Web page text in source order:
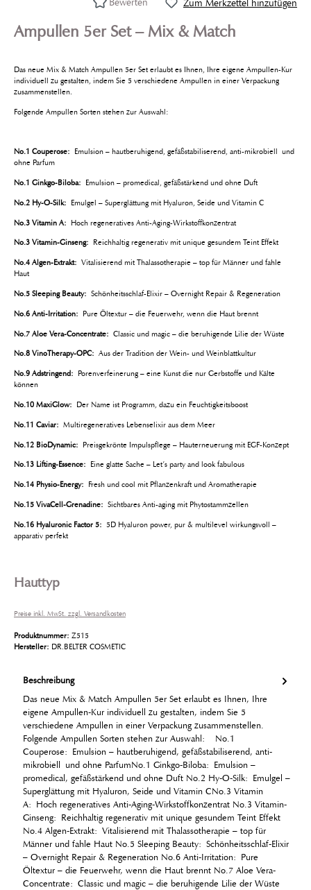
Zum Merkzettel hinzufügen
Bewerten
Ampullen 5er Set – Mix & Match
Das neue Mix & Match Ampullen 5er Set erlaubt es Ihnen, Ihre eigene Ampullen-Kur
individuell zu gestalten, indem Sie 5 verschiedene Ampullen in einer Verpackung
zusammenstellen.
Folgende Ampullen Sorten stehen zur Auswahl:
No.1 Couperose: Emulsion – hautberuhigend, gefäßstabiliserend, anti-mikrobiell und
ohne Parfum
No.1 Ginkgo-Biloba: Emulsion – promedical, gefäßstärkend und ohne Duft
No.2 Hy-O-Silk: Emulgel – Superglättung mit Hyaluron, Seide und Vitamin C
No.3 Vitamin A: Hoch regeneratives Anti-Aging-Wirkstoffkonzentrat
No.3 Vitamin-Ginseng: Reichhaltig regenerativ mit unique gesundem Teint Effekt
No.4 Algen-Extrakt: Vitalisierend mit Thalassotherapie – top für Männer und fahle
Haut
No.5 Sleeping Beauty: Schönheitsschlaf-Elixir – Overnight Repair & Regeneration
No.6 Anti-Irritation: Pure Öltextur – die Feuerwehr, wenn die Haut brennt
No.7 Aloe Vera-Concentrate: Classic und magic – die beruhigende Lilie der Wüste
No.8 VinoTherapy-OPC: Aus der Tradition der Wein- und Weinblattkultur
No.9 Adstringend: Porenverfeinerung – eine Kunst die nur Gerbstoffe und Kälte
können
No.10 MaxiGlow: Der Name ist Programm, dazu ein Feuchtigkeitsboost
No.11 Caviar: Multiregeneratives Lebenselixir aus dem Meer
No.12 BioDynamic: Preisgekrönte Impulspflege – Hauterneuerung mit EGF-Konzept
No.13 Lifting-Essence: Eine glatte Sache – Let’s party and look fabulous
No.14 Physio-Energy: Fresh und cool mit Pflanzenkraft und Aromatherapie
No.15 VivaCell-Grenadine: Sichtbares Anti-aging mit Phytostammzellen
No.16 Hyaluronic Factor 5: 5D Hyaluron power, pur & multilevel wirkungsvoll –
apparativ perfekt
Hauttyp
Preise inkl. MwSt. zzgl. Versandkosten
Produktnummer: Z515
Hersteller: DR.BELTER COSMETIC
Beschreibung
Das neue Mix & Match Ampullen 5er Set erlaubt es Ihnen, Ihre
eigene Ampullen-Kur individuell zu gestalten, indem Sie 5
verschiedene Ampullen in einer Verpackung zusammenstellen.
Folgende Ampullen Sorten stehen zur Auswahl: No.1
Couperose: Emulsion – hautberuhigend, gefäßstabiliserend, anti-
mikrobiell und ohne ParfumNo.1 Ginkgo-Biloba: Emulsion –
promedical, gefäßstärkend und ohne Duft No.2 Hy-O-Silk: Emulgel –
Superglättung mit Hyaluron, Seide und Vitamin CNo.3 Vitamin
A: Hoch regeneratives Anti-Aging-Wirkstoffkonzentrat No.3 Vitamin-
Ginseng: Reichhaltig regenerativ mit unique gesundem Teint Effekt
No.4 Algen-Extrakt: Vitalisierend mit Thalassotherapie – top für
Männer und fahle Haut No.5 Sleeping Beauty: Schönheitsschlaf-Elixir
– Overnight Repair & Regeneration No.6 Anti-Irritation: Pure
Öltextur – die Feuerwehr, wenn die Haut brennt No.7 Aloe Vera-
Concentrate: Classic und magic – die beruhigende Lilie der Wüste